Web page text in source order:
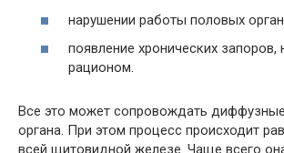
нарушении работы половых
появление хронических запоров,
рационом.
Все это может сопровождать
органа. При этом процесс происходит
всей щитовидной железе. Чаще всего